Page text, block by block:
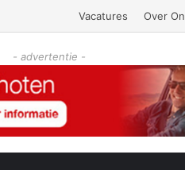
Vacatures Over
- advertentie -